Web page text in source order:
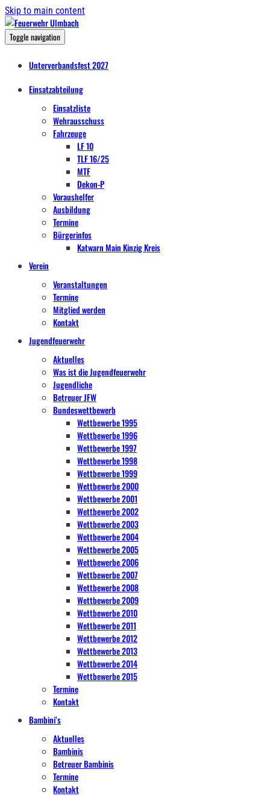
Skip to main content
Toggle navigation
Unterverbandsfest 2027
Einsatzabteilung
Einsatzliste
Wehrausschuss
Fahrzeuge
LF 10
TLF 16/25
MTF
Dekon-P
Voraushelfer
Ausbildung
Termine
Bürgerinfos
Katwarn Main Kinzig Kreis
Verein
Veranstaltungen
Termine
Mitglied werden
Kontakt
Jugendfeuerwehr
Aktuelles
Was ist die Jugendfeuerwehr
Jugendliche
Betreuer JFW
Bundeswettbewerb
Wettbewerbe 1995
Wettbewerbe 1996
Wettbewerbe 1997
Wettbewerbe 1998
Wettbewerbe 1999
Wettbewerbe 2000
Wettbewerbe 2001
Wettbewerbe 2002
Wettbewerbe 2003
Wettbewerbe 2004
Wettbewerbe 2005
Wettbewerbe 2006
Wettbewerbe 2007
Wettbewerbe 2008
Wettbewerbe 2009
Wettbewerbe 2010
Wettbewerbe 2011
Wettbewerbe 2012
Wettbewerbe 2013
Wettbewerbe 2014
Wettbewerbe 2015
Termine
Kontakt
Bambini’s
Aktuelles
Bambinis
Betreuer Bambinis
Termine
Kontakt